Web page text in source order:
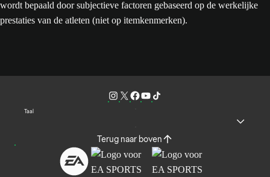
wordt bepaald door subjectieve factoren gebaseerd op de werkelijke
prestaties van de atleten (niet op itemkenmerken).
Taal
Terug naar boven